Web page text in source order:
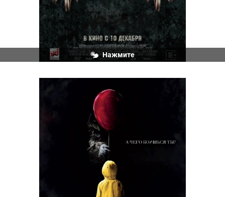
Нажмите